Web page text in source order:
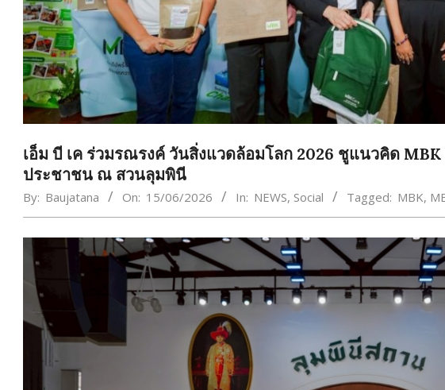
เอ็ม บี เค ร่วมรณรงค์ วันสิ่งแวดล้อมโลก 2026 ชูแนวคิด
ประชาชน ณ สวนลุมพินี
By: Baujatana On: 15/06/2026 In: NEWS, Social Tagged: MBK,